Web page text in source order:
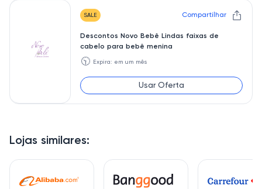
Lojas similares:
SALE Compartilhar
Descontos Novo Bebê Lindas faixas de
cabelo para bebê menina
🕥 Expira: em um mês
Usar Oferta